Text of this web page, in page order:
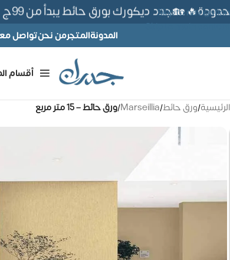
Skip to navigation
Skip to main content
🏡جدد ديكورك بورق حائط يبدأ من 99ج
المدونةالمتجرمن نحنتواصل
أقسام
الرئيسية/ورق حائط/
Marseillia
/ورق حائط – 15 متر مربع